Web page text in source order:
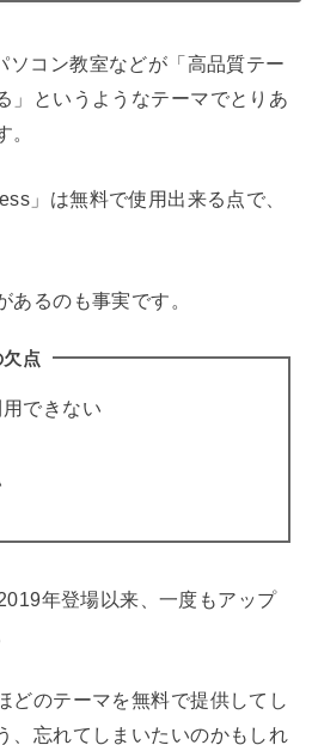
ソコン教室などが「高品質テー
」というようなテーマでとりあ
。
」は無料で使用出来る点で、
あるのも事実です。
点
できない
年登場以来、一度もアップ
どのテーマを無料で提供してし
、忘れてしまいたいのかもしれ